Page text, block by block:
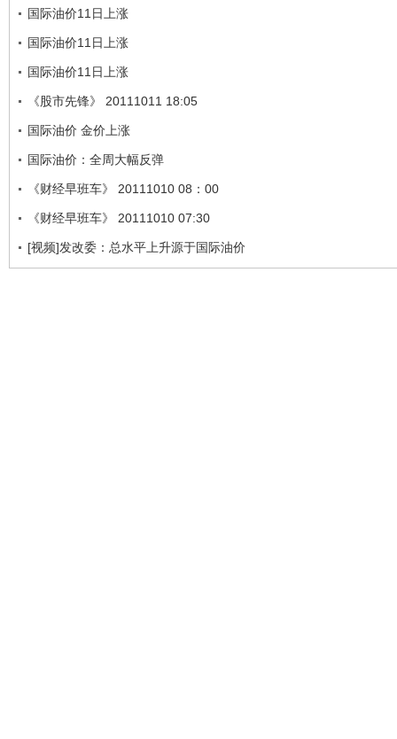
国际油价11日上涨
国际油价11日上涨
国际油价11日上涨
《股市先锋》 20111011 18:05
国际油价 金价上涨
国际油价：全周大幅反弹
《财经早班车》 20111010 08：00
《财经早班车》 20111010 07:30
[视频]发改委：总水平上升源于国际油价